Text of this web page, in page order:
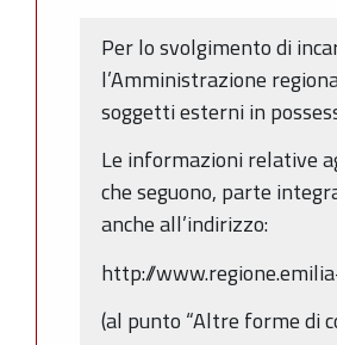
Per lo svolgimento di
l’Amministrazione
soggetti esterni in
Le informazioni relative
che seguono, parte
anche all’indirizzo:
http://
(al punto “Altre forme di